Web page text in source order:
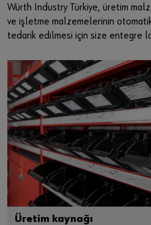
Şimdi
Entegre Yönetim Sistemi
Ticari Bilgiler
Würth Industry Türkiye, üretim
ve işletme malzemelerinin
tedarik edilmesi için size entegre
Üretim kaynağı